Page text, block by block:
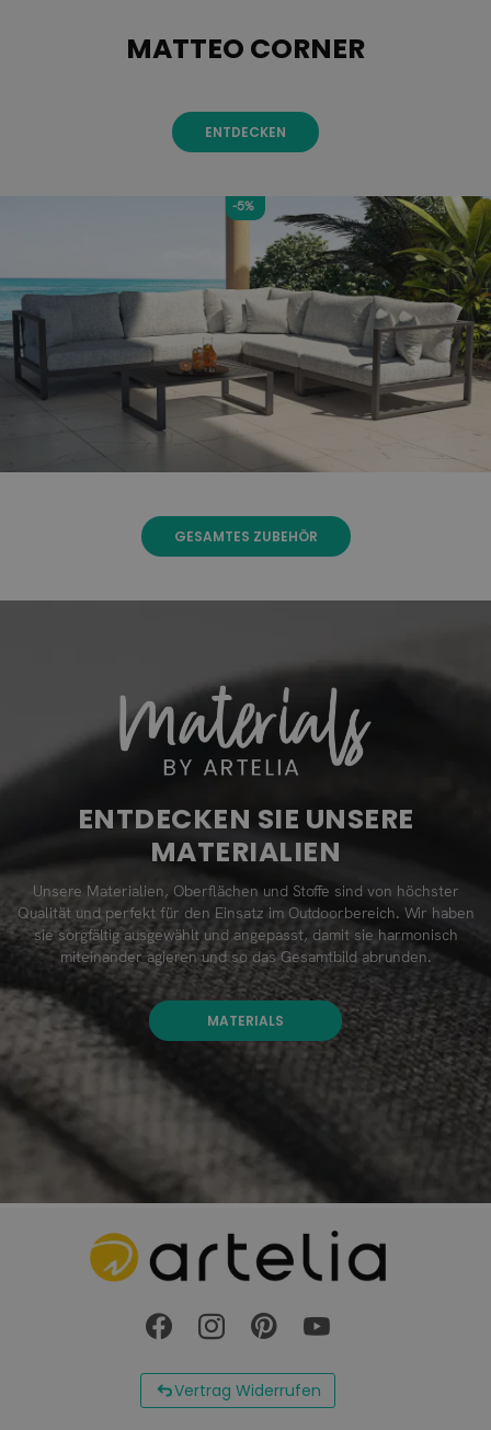
MATTEO CORNER
ENTDECKEN
-5%
GESAMTES ZUBEHÖR
ENTDECKEN SIE UNSERE
MATERIALIEN
Unsere Materialien, Oberflächen und Stoffe sind von höchster
Qualität und perfekt für den Einsatz im Outdoorbereich. Wir haben
sie sorgfältig ausgewählt und angepasst, damit sie harmonisch
miteinander agieren und so das Gesamtbild abrunden.
MATERIALS
Vertrag Widerrufen